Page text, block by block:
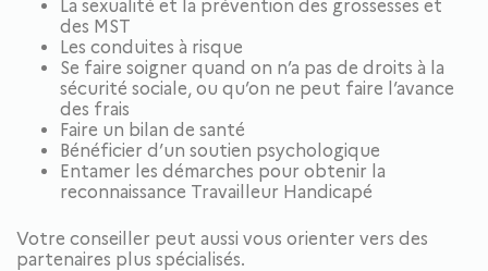
La sexualité et la prévention des grossesses et
des MST
Les conduites à risque
Se faire soigner quand on n’a pas de droits à la
sécurité sociale, ou qu’on ne peut faire l’avance
des frais
Faire un bilan de santé
Bénéficier d’un soutien psychologique
Entamer les démarches pour obtenir la
reconnaissance Travailleur Handicapé
Votre conseiller peut aussi vous orienter vers des
partenaires plus spécialisés.